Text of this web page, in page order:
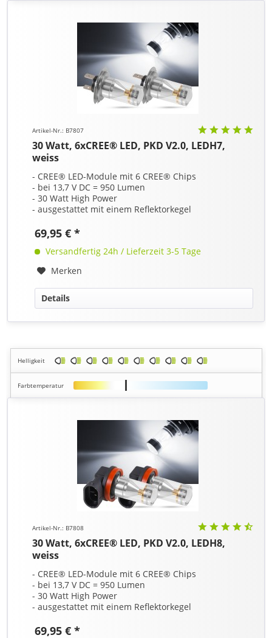
Artikel-Nr.: B7807
30 Watt, 6xCREE® LED, PKD V2.0, LEDH7,
weiss
- CREE® LED-Module mit 6 CREE® Chips
- bei 13,7 V DC = 950 Lumen
- 30 Watt High Power
- ausgestattet mit einem Reflektorkegel
69,95 € *
Versandfertig 24h / Lieferzeit 3-5 Tage
Merken
Details
Helligkeit
Farbtemperatur
Artikel-Nr.: B7808
30 Watt, 6xCREE® LED, PKD V2.0, LEDH8,
weiss
- CREE® LED-Module mit 6 CREE® Chips
- bei 13,7 V DC = 950 Lumen
- 30 Watt High Power
- ausgestattet mit einem Reflektorkegel
69,95 € *